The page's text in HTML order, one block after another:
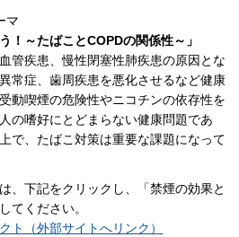
マ
！～たばことCOPDの関係性～」
管疾患、慢性閉塞性肺疾患の原因とな
常症、歯周疾患を悪化させるなど健康
動喫煙の危険性やニコチンの依存性を
の嗜好にとどまらない健康問題であ
で、たばこ対策は重要な課題になって
、下記をクリックし、「禁煙の効果と
てください。
ト（外部サイトへリンク）